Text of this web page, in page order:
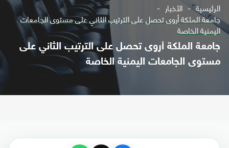
الرئيسية الأخبار
جامعة الملكة أروى تحصل على الترتيب الثاني على مستوى الجامعات
اليمنية الخاصة
جامعة الملكة أروى تحصل على الترتيب الثاني على
مستوى الجامعات اليمنية الخاصة